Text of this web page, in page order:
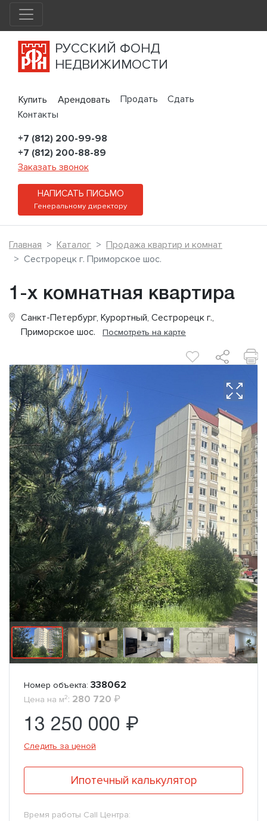
РУССКИЙ ФОНД
НЕДВИЖИМОСТИ
Купить Арендовать Продать
Сдать
Контакты
+7 (812) 200-99-98
+7 (812) 200-88-89
Заказать звонок
НАПИСАТЬ ПИСЬМО
Генеральному директору
Главная Каталог
Продажа квартир и комнат
Сестрорецк г. Приморское шос.
1-х комнатная квартира
Санкт-Петербург, Курортный, Сестрорецк г.,
Приморское шос. Посмотреть на карте
Номер объекта: 338062
Цена на м2: 280 720 ₽
13 250 000 ₽
Следить за ценой
Ипотечный калькулятор
Время работы Call Центра: